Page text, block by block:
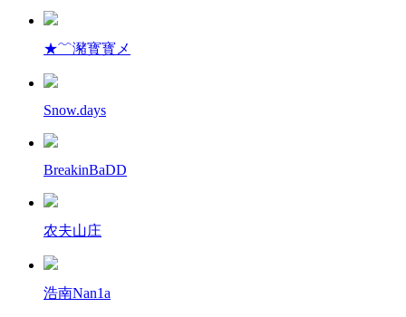
★﹌瀦寳寳メ
Snow.days
BreakinBaDD
农夫山庄
浩南Nan1a